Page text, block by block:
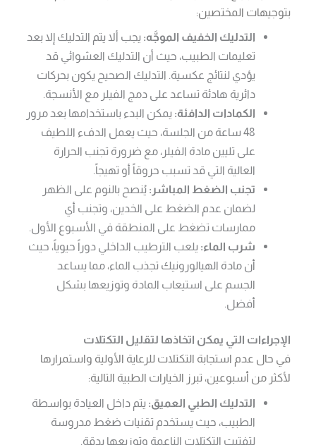
بتوجيهات المختصين:
التدليك الخفيف الموجَّه: يجب ألا يتم التدليك إلا بعد
تعليمات الطبيب، حيث أن التدليك العشوائي قد
يؤدي لنتائج عكسية. التدليك الصحيح يكون بحركات
دائرية هادئة تساعد على دمج الفيلر مع الأنسجة.
الكمادات الدافئة: يمكن البدء باستخدامها بعد مرور
48 ساعة من الجلسة، حيث يعمل الدفء اللطيف
على تليين مادة الفيلر، مع ضرورة تجنب الحرارة
العالية التي قد تسبب حروقاً أو تهيجاً.
تجنب الضغط المباشر: يُنصح بالنوم على الظهر
لضمان عدم الضغط على الخدين، وتجنب أي
ممارسات تضغط على المنطقة في الأسبوع الأول.
شرب الماء: يلعب الترطيب الداخلي دوراً حيوياً، حيث
أن مادة الهيالورونيك تجذب الماء، مما يساعد
الجسم على استيعاب المادة وتوزيعها بشكل
أفضل.
الإجراءات التي يمكن اتخاذها لتقليل التكتلات
في حال عدم استجابة التكتلات للرعاية الأولية واستمرارها
لأكثر من أسبوعين، تبرز الخيارات الطبية التالية:
التدليك الطبي العميق: يتم داخل العيادة بواسطة
الطبيب، حيث يستخدم تقنيات ضغط مدروسة
لتفتيت التكتلات الناعمة وتوزيعها بدقة.